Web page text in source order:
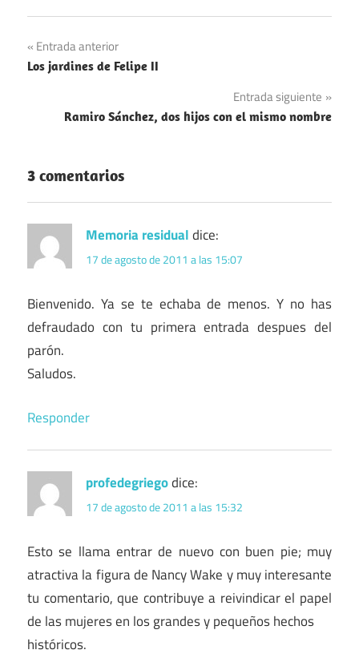
Navegación
de
entradas
Entrada anterior
Los jardines de Felipe II
Entrada siguiente
Ramiro Sánchez, dos hijos con el mismo nombre
3 comentarios
Memoria residualdice:
17 de agosto de 2011 a las 15:07
Bienvenido. Ya se te echaba de menos. Y no has
defraudado con tu primera entrada despues del
parón.
Saludos.
Responder
profedegriegodice:
17 de agosto de 2011 a las 15:32
Esto se llama entrar de nuevo con buen pie; muy
atractiva la figura de Nancy Wake y muy interesante
tu comentario, que contribuye a reivindicar el papel
de las mujeres en los grandes y pequeños hechos
históricos.